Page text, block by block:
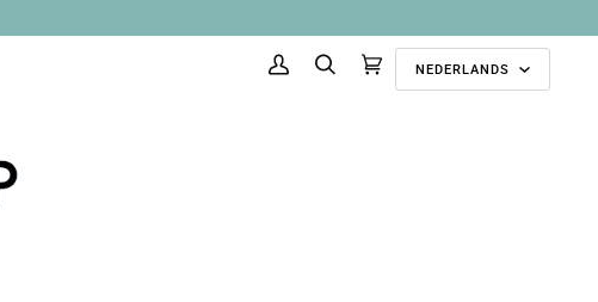
Mijn
Zoek
Aanbevolen
Taal
NEDERLANDS